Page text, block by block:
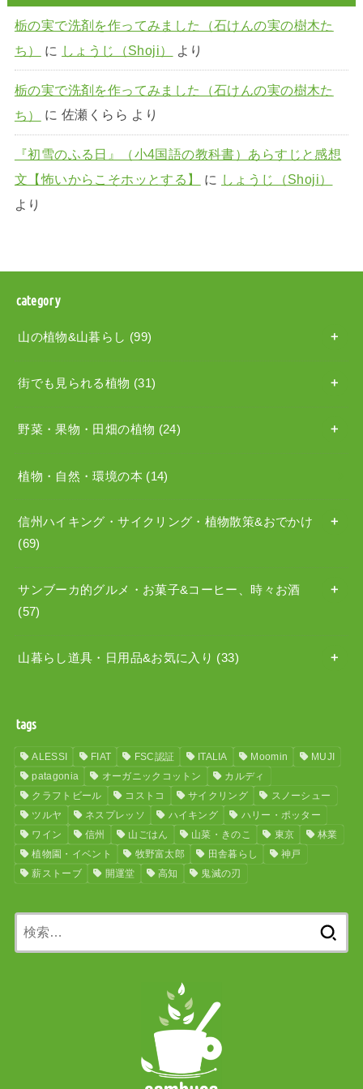
栃の実で洗剤を作ってみました（石けんの実の樹木た
ち）
に しょうじ（Shoji） より
栃の実で洗剤を作ってみました（石けんの実の樹木た
ち）
に 佐瀬くらら より
『初雪のふる日』（小4国語の教科書）あらすじと感想
文【怖いからこそホッとする】
に しょうじ（Shoji）
より
category
山の植物&山暮らし (99)
街でも見られる植物 (31)
野菜・果物・田畑の植物 (24)
植物・自然・環境の本 (14)
信州ハイキング・サイクリング・植物散策&おでかけ
(69)
サンブーカ的グルメ・お菓子&コーヒー、時々お酒
(57)
山暮らし道具・日用品&お気に入り (33)
tags
ALESSI FIAT FSC認証 ITALIA Moomin
MUJI
patagonia
オーガニックコットン
カルディ
クラフトビール
コストコ サイクリング
スノーシュー
ツルヤ
ネスプレッソ ハイキング
ハリー・ポッター
ワイン
信州 山ごはん 山菜・きのこ 東京
林業
植物園・イベント
牧野富太郎 田舎暮らし
神戸
薪ストーブ
開運堂 高知 鬼滅の刃